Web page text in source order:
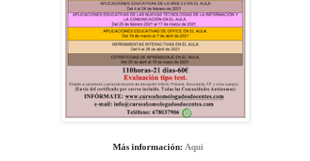
Más información: Aquí